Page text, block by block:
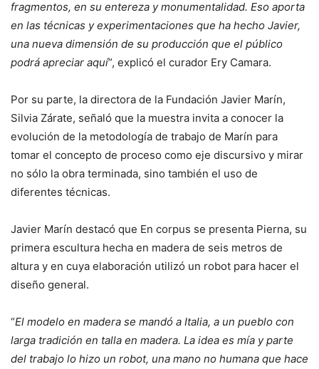
fragmentos, en su entereza y monumentalidad. Eso aporta
en las técnicas y experimentaciones que ha hecho Javier,
una nueva dimensión de su producción que el público
podrá apreciar aquí”, explicó el curador Ery Camara.
Por su parte, la directora de la Fundación Javier Marín,
Silvia Zárate, señaló que la muestra invita a conocer la
evolución de la metodología de trabajo de Marín para
tomar el concepto de proceso como eje discursivo y mirar
no sólo la obra terminada, sino también el uso de
diferentes técnicas.
Javier Marín destacó que En corpus se presenta Pierna, su
primera escultura hecha en madera de seis metros de
altura y en cuya elaboración utilizó un robot para hacer el
diseño general.
“El modelo en madera se mandó a Italia, a un pueblo con
larga tradición en talla en madera. La idea es mía y parte
del trabajo lo hizo un robot, una mano no humana que hace